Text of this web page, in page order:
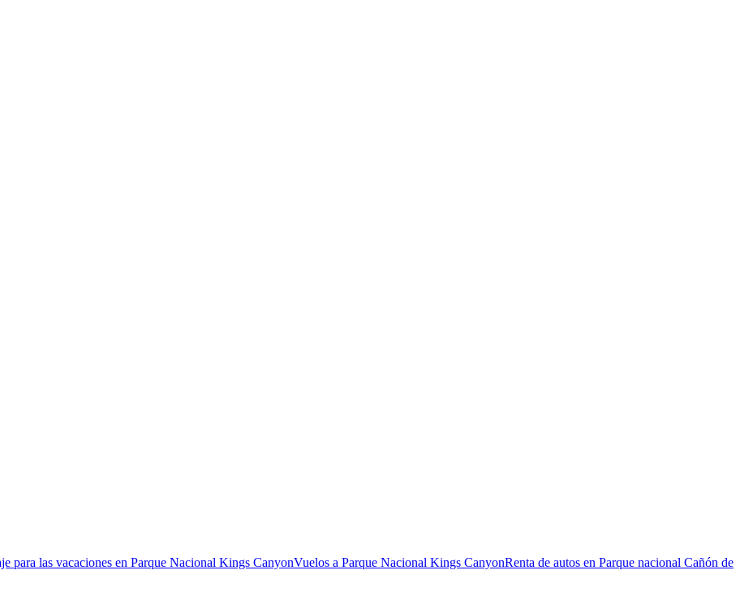
para las vacaciones en Parque Nacional Kings CanyonVuelos a Parque Nacional Kings CanyonRenta de autos en Parque nacional Cañón de